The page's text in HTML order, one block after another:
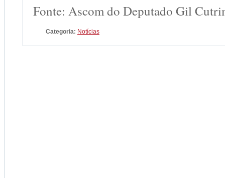
Fonte: Ascom do Deputado Gil
Categoria: Notícias